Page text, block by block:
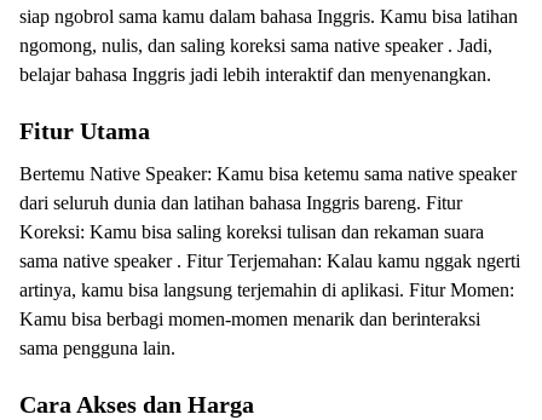
siap ngobrol sama kamu dalam bahasa Inggris. Kamu bisa latihan
ngomong, nulis, dan saling koreksi sama native speaker . Jadi,
belajar bahasa Inggris jadi lebih interaktif dan menyenangkan.
Fitur Utama
Bertemu Native Speaker: Kamu bisa ketemu sama native speaker
dari seluruh dunia dan latihan bahasa Inggris bareng. Fitur
Koreksi: Kamu bisa saling koreksi tulisan dan rekaman suara
sama native speaker . Fitur Terjemahan: Kalau kamu nggak ngerti
artinya, kamu bisa langsung terjemahin di aplikasi. Fitur Momen:
Kamu bisa berbagi momen-momen menarik dan berinteraksi
sama pengguna lain.
Cara Akses dan Harga